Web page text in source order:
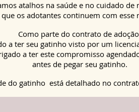
atalhos na saúde e no cuidado de
que os adotantes continuem com esse
Como parte do contrato de
a ter seu gatinho visto por um
a ter este compromisso
antes de pegar seu gatinho.
do gatinho está detalhado no